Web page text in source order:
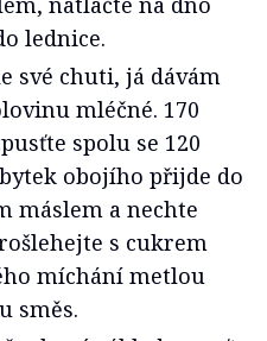
lednice.
své chuti, já dávám
mléčné. 170
spolu se 120
obojího přijde do
máslem a nechte
s cukrem
míchání metlou
směs.